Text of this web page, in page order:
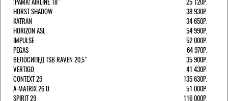
HORST SHADOW
38 930Р.
KATRAN
34 650Р.
HORIZON ASL
54 990Р.
IMPULSE
52 000Р.
PEGAS
64 970Р.
ВЕЛОСИПЕД TSB RAVEN 20,5"
35 900Р.
VERTIGO
41 430Р.
CONTEXT 29
135 630Р.
A-MATRIX 26 D
51 000Р.
SPIRIT 29
116 000Р.